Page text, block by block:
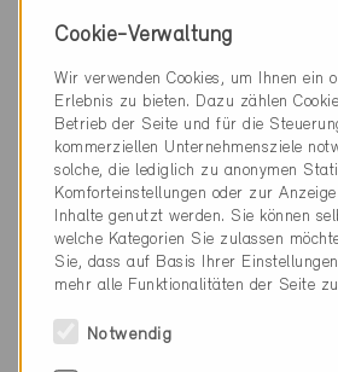
Gland 1196
VD-3324
Cookie-Verwaltung
Wir verwenden Cookies, um Ihnen ein
Erlebnis zu bieten. Dazu zählen
Betrieb der Seite und für die
kommerziellen Unternehmensziele
solche, die lediglich zu anonymen
Komforteinstellungen oder zur
Inhalte genutzt werden. Sie können
welche Kategorien Sie zulassen
Sie, dass auf Basis Ihrer
mehr alle Funktionalitäten der Seite
Notwendig